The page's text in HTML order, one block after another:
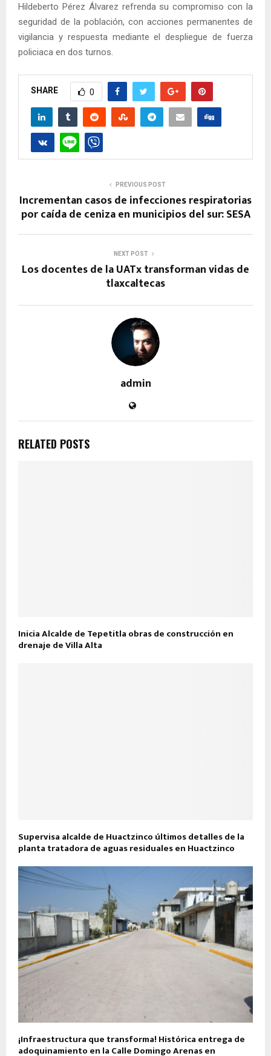
Hildeberto Pérez Álvarez refrenda su compromiso con la
seguridad de la población, con acciones permanentes de
vigilancia y respuesta mediante el despliegue de fuerza
policiaca en dos turnos.
SHARE 0
PREVIOUS POST
Incrementan casos de infecciones respiratorias
por caída de ceniza en municipios del sur: SESA
NEXT POST
Los docentes de la UATx transforman vidas de
tlaxcaltecas
admin
RELATED POSTS
Inicia Alcalde de Tepetitla obras de construcción en
drenaje de Villa Alta
Supervisa alcalde de Huactzinco últimos detalles de la
planta tratadora de aguas residuales en Huactzinco
¡Infraestructura que transforma! Histórica entrega de
adoquinamiento en la Calle Domingo Arenas en